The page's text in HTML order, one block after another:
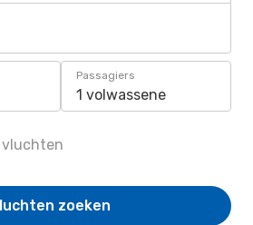
Passagiers
1 volwassene
vluchten
zoeken